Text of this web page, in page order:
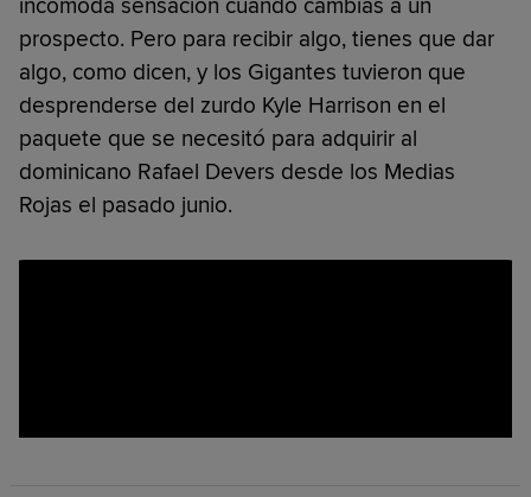
incómoda sensación cuando cambias a un
prospecto. Pero para recibir algo, tienes que dar
algo, como dicen, y los Gigantes tuvieron que
desprenderse del zurdo Kyle Harrison en el
paquete que se necesitó para adquirir al
dominicano Rafael Devers desde los Medias
Rojas el pasado junio.